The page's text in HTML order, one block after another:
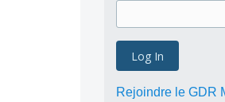
Rejoindre le GDR